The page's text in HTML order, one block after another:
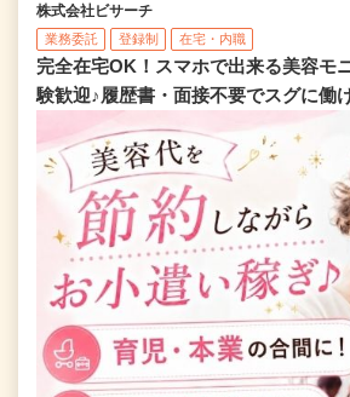
株式会社ビサーチ
業務委託 登録制 在宅・内職
完全在宅OK！スマホで出来る美容モ
験歓迎♪履歴書・面接不要でスグに働